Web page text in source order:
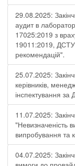
29.08.2025:
аудит в
17025:2019 з
19011:2019,
рекомендацій".
25.07.2025:
керівників,
інспектування
11.07.2025:
"Невизначеність
випробування та
04.07.2025: